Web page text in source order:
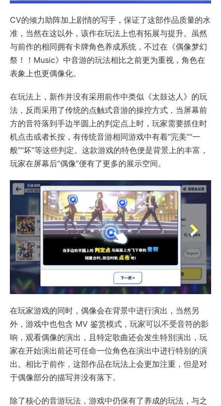
CV的倾力助阵加上剧情的写手，保证了这部作品质量的水
准，当然在这以外，该作在玩法上也有拓展与提升。虽然
与前作的相同拥有卡牌角色养成系统，不过在《偶像梦幻
祭！！Music》中音游的玩法相比之前更为重视，角色在
表象上也更偶像化。
在玩法上，新作并没有采用前作中类似《太鼓达人》的玩
法，反而采用了传统的点触式音游的操控方式，当屏幕前
方的音符落到手边半圆上的判定点上时，玩家需要抓住时
机点击或者长按，有传统音游相同游戏中有着“完美”“一
般”“坏”等这些判定。这款游戏的特色便是背景上的丰富，
玩家在屏幕后“偶像”便有了更多的展示空间。
在玩家游戏的同时，偶像会在背景中进行演出，当然另
外，游戏中也包含 MV 鉴赏模式，玩家可以不受音符的影
响，观看偶像的演出，且特定歌曲还会发生特別演出，玩
家在开始演出前还可任命一位角色在演出中进行特别的演
出。相比于前作，这部作品在玩法上会更加注重，但是对
于偶像部分的描写并没有落下。
除了核心的音游玩法，游戏中仍保有了养成的玩法，与之